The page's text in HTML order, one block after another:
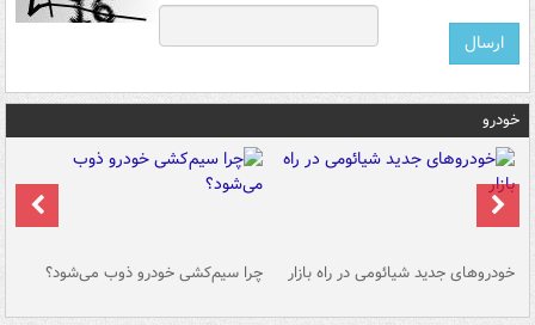
خودرو
خودروهای جدید شیائومی در راه بازار چرا سیم‌کشی خودرو ذوب می‌شود؟